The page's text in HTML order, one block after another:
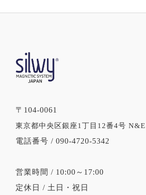
〒104-0061
東京都中央区銀座1丁目12番4号
電話番号 / 090-4720-5342
営業時間 / 10:00～17:00
定休日 / 土日・祝日